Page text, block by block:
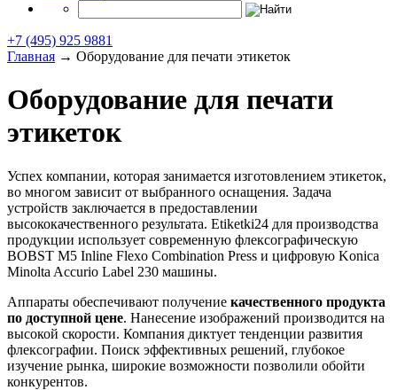
+7 (495) 925 9881
Главная → Оборудование для печати этикеток
Оборудование для печати
этикеток
Успех компании, которая занимается изготовлением этикеток,
во многом зависит от выбранного оснащения. Задача
устройств заключается в предоставлении
высококачественного результата. Etiketki24 для производства
продукции использует современную флексографическую
BOBST M5 Inline Flexo Combination Press и цифровую Konica
Minolta Accurio Label 230 машины.
Аппараты обеспечивают получение качественного продукта
по доступной цене. Нанесение изображений производится на
высокой скорости. Компания диктует тенденции развития
флексографии. Поиск эффективных решений, глубокое
изучение рынка, широкие возможности позволили обойти
конкурентов.